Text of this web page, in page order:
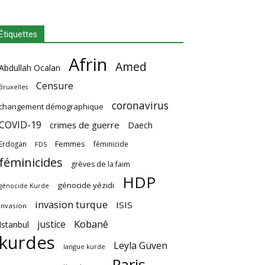
Ocalan Afrin Amed
Censure
démographique coronavirus
19 crimes de guerre Daech
FDS Femmes féminicide
grèves de la faim
Kurde génocide yézidi HDP
invasion turque ISIS
justice Kobanê
langue kurde Leyla Güven